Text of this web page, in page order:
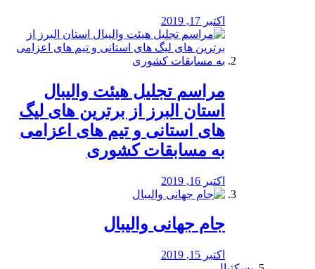
اکتبر 17, 2019
مراسم تجلیل هیئت والیبال
استان البرز از برترین های لیگ
های استانی و تیم های اعزامی
به مسابقات کشوری
اکتبر 16, 2019
جام جهانی والیبال
اکتبر 15, 2019